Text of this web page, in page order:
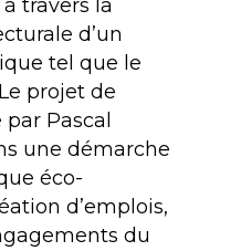
travers la
d’un
tel que le
projet de
Pascal
une démarche
éco-
d’emplois,
du